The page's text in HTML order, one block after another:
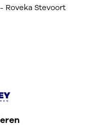
Roveka Stevoort